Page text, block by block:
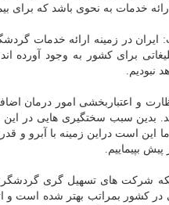
خدمات به نحوی باشد كه برای
ایران در زمینه ارائه خدمات
برای كشور به وجود آورده
نبودیم.
و اعتباربخشی امور درمان
بدین سبب سختگیری هایی در
این است دراین زمینه با آبرو و
پیش بپیماییم.
شركت های تسهیل گری
در كشور بمراتب بهتر شده است و